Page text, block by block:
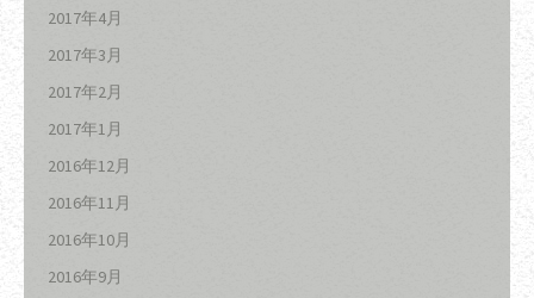
2017年4月
2017年3月
2017年2月
2017年1月
2016年12月
2016年11月
2016年10月
2016年9月